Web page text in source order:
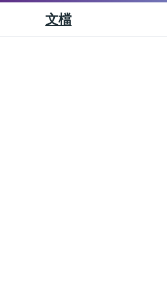
文檔